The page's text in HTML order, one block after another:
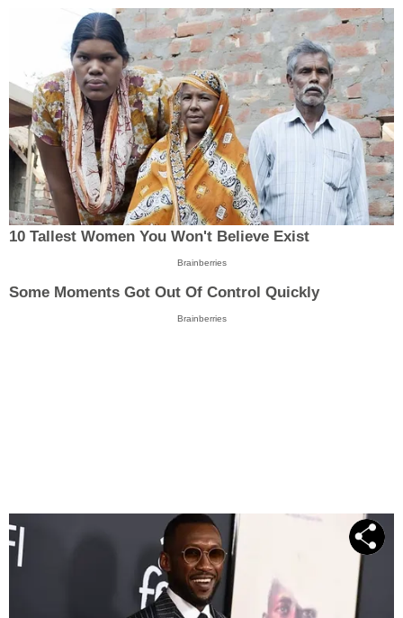
10 Tallest Women You Won't Believe Exist
Brainberries
Some Moments Got Out Of Control Quickly
Brainberries